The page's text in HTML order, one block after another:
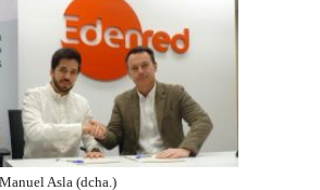
Asla (dcha.)